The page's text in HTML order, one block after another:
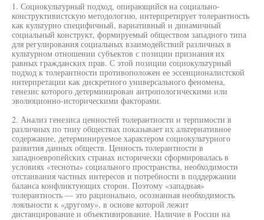
1. Социокультурный подход, опирающийся на социально-
конструктивистскую методологию, интерпретирует толерантность
как культурно специфичный, вариативный и динамичный
социальный конструкт, формируемый обществом западного типа
для регулирования социальных взаимодействий различных в
культурном отношении субъектов с позиции признания их
равных гражданских прав. С этой позиции социокультурный
подход к толерантности противоположен ее эссенционалистской
интерпретации как дискретного универсального феномена,
генезис которого детерминирован антропологическими или
эволюционно-историческими факторами.
2. Анализ генезиса ценностей толерантности и терпимости в
различных по тииу обществах показывает их альтернативное
содержание, детерминируемое характером социокультурного
развития данных обществ. Ценность толерантности в
западноевропейских странах исторически сформировалась в
условиях «тесноты» социального пространства, необходимости
отстаивания частных интересов и потребности в поддержании
баланса конфликтующих сторон. Поэтому «западная»
толерантность — это рационально, осознанная необходимость
лояльности к «другому», в основе которой лежит
дистанцирование и объективирование. Наличие в России на